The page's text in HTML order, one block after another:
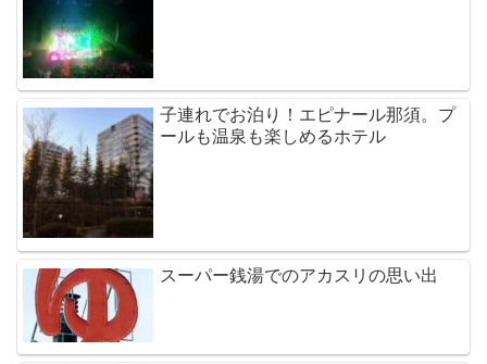
子連れでお泊り！エピナール那須。プ
ールも温泉も楽しめるホテル
スーパー銭湯でのアカスリの思い出